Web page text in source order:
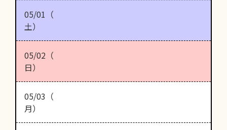
05/01（
土）
05/02（
日）
05/03（
月）